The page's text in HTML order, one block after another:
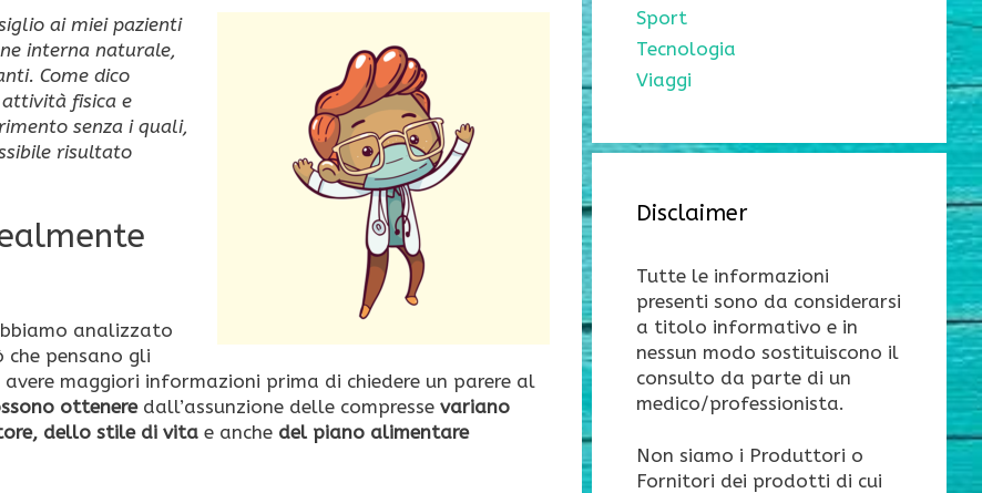
ai miei pazienti
interna naturale,
Come dico
fisica e
senza i quali,
risultato
analizzato
che pensano gli
maggiori informazioni prima di chiedere un parere al
otteneredall’assunzione delle compresse variano
dello stile di vita e anche del piano alimentare
Sport
Tecnologia
Viaggi
Disclaimer
Tutte le informazioni
presenti sono da considerarsi
a titolo informativo e in
nessun modo sostituiscono il
consulto da parte di un
medico/professionista.
Non siamo i Produttori o
Fornitori dei prodotti di cui